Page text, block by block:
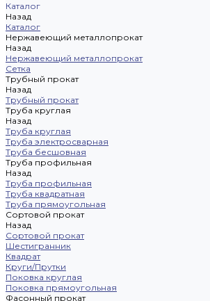
Каталог
Назад
Каталог
Нержавеющий металлопрокат
Назад
Нержавеющий металлопрокат
Сетка
Трубный прокат
Назад
Трубный прокат
Труба круглая
Назад
Труба круглая
Труба электросварная
Труба бесшовная
Труба профильная
Назад
Труба профильная
Труба квадратная
Труба прямоугольная
Сортовой прокат
Назад
Сортовой прокат
Шестигранник
Квадрат
Круги/Прутки
Поковка круглая
Поковка прямоугольная
Фасонный прокат